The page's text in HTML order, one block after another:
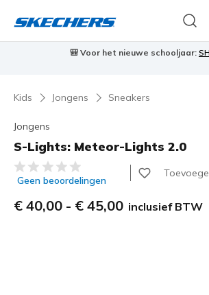
🎒 Voor het nieuwe schooljaar:
Kids Jongens Sneakers
Jongens
S-Lights: Meteor-Lights 2.0
4,4 van de 5 klantbeoordelingen
Geen beoordelingen
€ 40,00 - € 45,00 inclusief BTW